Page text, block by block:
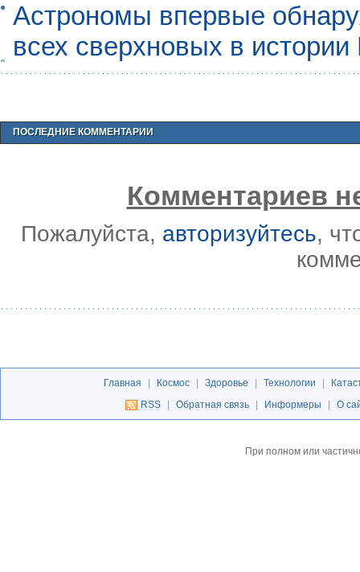
Астрономы впервые
всех сверхновых в
ПОСЛЕДНИЕ КОММЕНТАРИИ
Комментариев
Пожалуйста, авторизуйтесь,
Главная Космос Здоровье Технологии
RSS
Обратная связь Информеры О
При полном или